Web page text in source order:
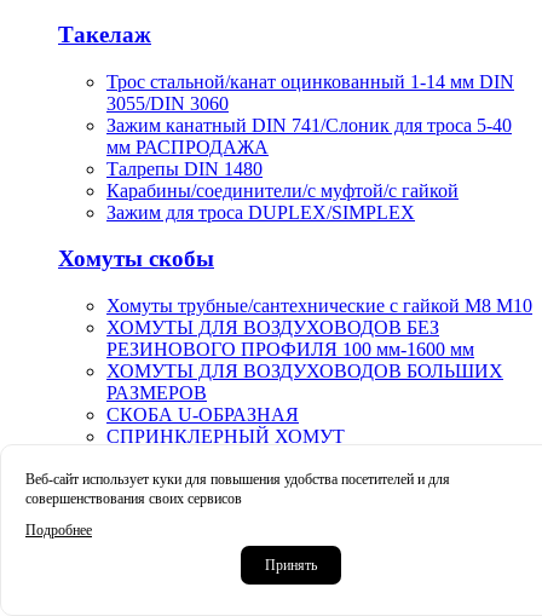
Такелаж
Трос стальной/канат оцинкованный 1-14 мм DIN
3055/DIN 3060
Зажим канатный DIN 741/Слоник для троса 5-40
мм РАСПРОДАЖА
Талрепы DIN 1480
Карабины/соединители/с муфтой/с гайкой
Зажим для троса DUPLEX/SIMPLEX
Хомуты скобы
Хомуты трубные/сантехнические с гайкой М8 М10
ХОМУТЫ ДЛЯ ВОЗДУХОВОДОВ БЕЗ
РЕЗИНОВОГО ПРОФИЛЯ 100 мм-1600 мм
ХОМУТЫ ДЛЯ ВОЗДУХОВОДОВ БОЛЬШИХ
РАЗМЕРОВ
СКОБА U-ОБРАЗНАЯ
СПРИНКЛЕРНЫЙ ХОМУТ
Прочее
пластиковые) стандарт КСС
Маркеры карандаши маркер-краска строительные
Веб-сайт использует куки для повышения удобства посетителей и для
совершенствования своих сервисов
Подробнее
Принять